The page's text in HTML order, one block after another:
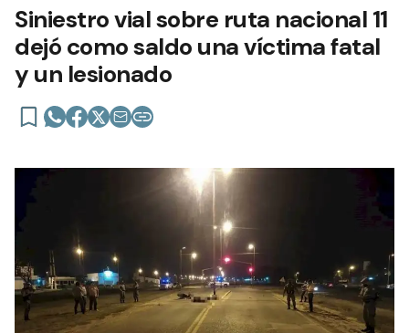
Siniestro vial sobre ruta nacional 11
dejó como saldo una víctima fatal
y un lesionado